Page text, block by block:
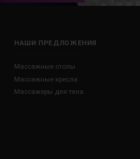
НАШИ ПРЕДЛОЖЕНИЯ
Массажные столы
Массажные кресла
Массажеры для тела